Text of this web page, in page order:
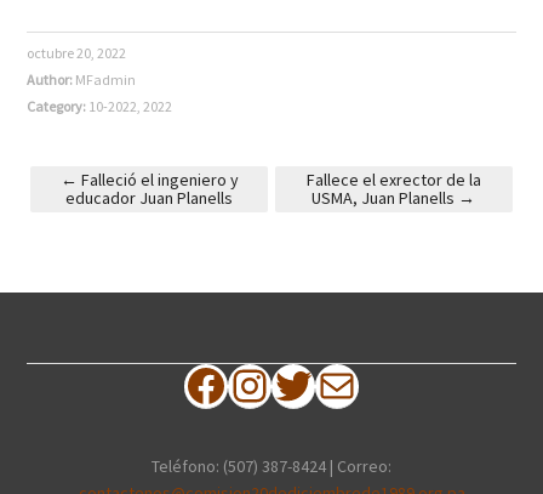
octubre 20, 2022
Author: MFadmin
Category: 10-2022,2022
Post navigation
← Falleció el ingeniero y
educador Juan Planells
Fallece el exrector de la
USMA, Juan Planells →
Facebook
Instagram
Twitter
Correo electrónico
Teléfono: (507) 387-8424 | Correo: